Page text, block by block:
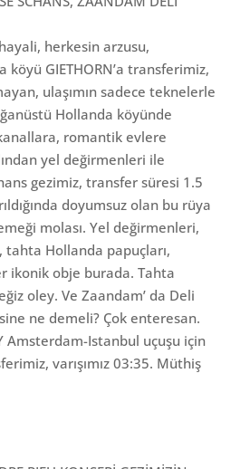
herkesin arzusu,
GIETHORN’a transferimiz,
ulaşımın sadece teknelerle
Hollanda köyünde
romantik evlere
yel değirmenleri ile
gezimiz, transfer süresi 1.5
doyumsuz olan bu rüya
molası. Yel değirmenleri,
Hollanda papuçları,
ikonik obje burada. Tahta
oley. Ve Zaandam’ da Deli
ne demeli? Çok enteresan.
Amsterdam-Istanbul uçuşu için
varışımız 03:35. Müthiş